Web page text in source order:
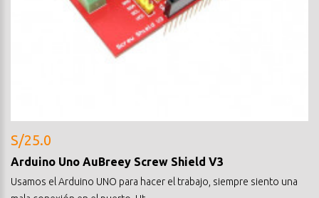
S/25.0
Arduino Uno AuBreey Screw Shield V3
Usamos el Arduino UNO para hacer el trabajo, siempre siento una